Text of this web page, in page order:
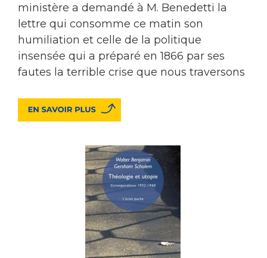
ministère a demandé à M. Benedetti la
lettre qui consomme ce matin son
humiliation et celle de la politique
insensée qui a préparé en 1866 par ses
fautes la terrible crise que nous traversons